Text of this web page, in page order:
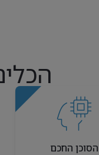
הסוכן החכם